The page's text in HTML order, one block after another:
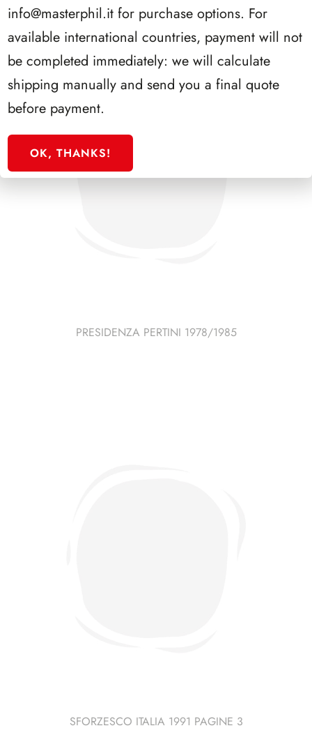
PRESIDENZA PERTINI 1978/1985
SFORZESCO ITALIA 1991 PAGINE 3
info@masterphil.it for purchase options. For
available international countries, payment will not
be completed immediately: we will calculate
shipping manually and send you a final quote
before payment.
OK, THANKS!